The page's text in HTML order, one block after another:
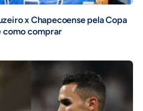
x Chapecoense pela Copa
como comprar